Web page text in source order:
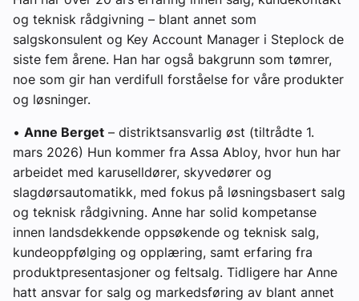
og teknisk rådgivning – blant annet som
salgskonsulent og Key Account Manager i Steplock de
siste fem årene. Han har også bakgrunn som tømrer,
noe som gir han verdifull forståelse for våre produkter
og løsninger.
• Anne Berget – distriktsansvarlig øst (tiltrådte 1.
mars 2026) Hun kommer fra Assa Abloy, hvor hun har
arbeidet med karuselldører, skyvedører og
slagdørsautomatikk, med fokus på løsningsbasert salg
og teknisk rådgivning. Anne har solid kompetanse
innen landsdekkende oppsøkende og teknisk salg,
kundeoppfølging og opplæring, samt erfaring fra
produktpresentasjoner og feltsalg. Tidligere har Anne
hatt ansvar for salg og markedsføring av blant annet